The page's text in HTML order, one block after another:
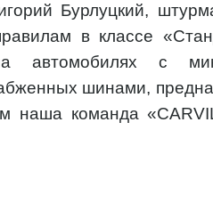
Бурлуцкий,
в классе
автомобилях с
шинами,
наша команда